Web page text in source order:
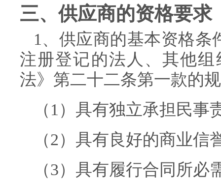
三、供应商的资格要求
1、供应商的基本资格
注册登记的法人、其他
法》第二十二条第一款的
（1）具有独立承担民事
（2）具有良好的商业
（3）具有履行合同所